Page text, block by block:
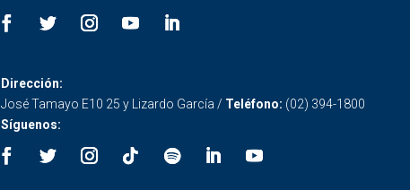
Dirección:
José Tamayo E10 25 y Lizardo García / Teléfono: (02) 394-1800
Síguenos: